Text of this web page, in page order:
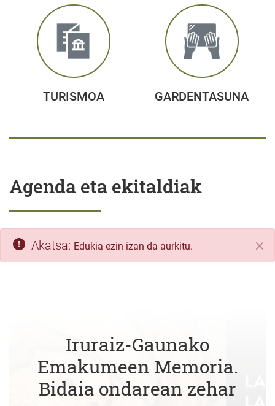
TURISMOA GARDENTASUNA
Agenda eta ekitaldiak
Itxi
Akatsa: Edukia ezin izan da aurkitu.
Iruraiz-Gaunako
Emakumeen Memoria.
Bidaia ondarean zehar